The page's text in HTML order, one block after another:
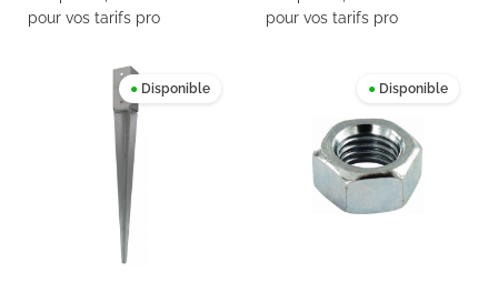
pour vos tarifs pro
pour vos tarifs pro
● Disponible ● Disponible